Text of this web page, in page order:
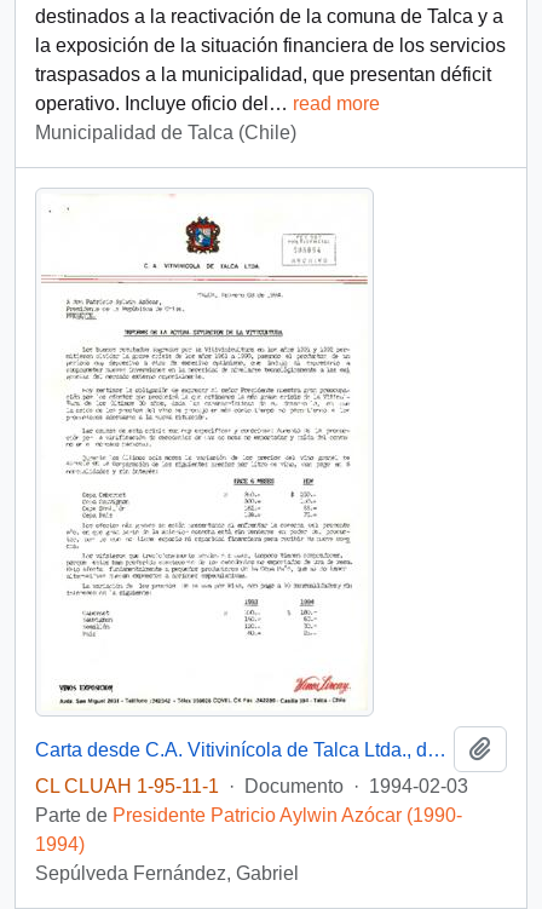
destinados a la reactivación de la comuna de Talca y a
la exposición de la situación financiera de los servicios
traspasados a la municipalidad, que presentan déficit
operativo. Incluye oficio del … read more
Municipalidad de Talca (Chile)
Carta desde C.A. Vitivinícola de Talca Ltda., de su Presidente, sr. Gabriel Sepúlveda Fernández, y su Gerente, sr. Leopoldo Bustamante López, dirigida a don Patricio Aylwin Azócar, Presidente de la República de Chile
CL CLUAH 1-95-11-1
· Documento · 1994-02-03
Parte de Presidente Patricio Aylwin Azócar (1990-
1994)
Sepúlveda Fernández, Gabriel